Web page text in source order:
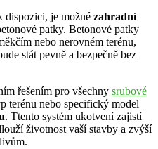
dispozici, je možné zahradní
patky. Betonové patky
nebo nerovném terénu,
stát pevně a bezpečně bez
řešením pro všechny srubové
terénu nebo specifický model
. Ttento systém ukotvení zajistí
životnost vaší stavby a zvýší